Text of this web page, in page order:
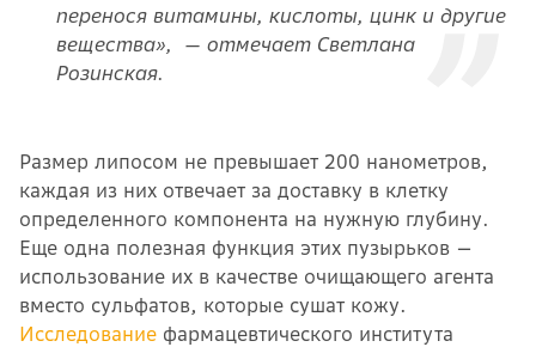
перенося витамины, кислоты, цинк и другие
вещества», — отмечает Светлана
Розинская.
Размер липосом не превышает 200 нанометров,
каждая из них отвечает за доставку в клетку
определенного компонента на нужную глубину.
Еще одна полезная функция этих пузырьков —
использование их в качестве очищающего агента
вместо сульфатов, которые сушат кожу.
Исследование фармацевтического института